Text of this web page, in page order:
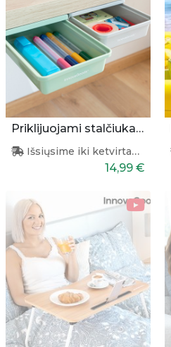
Priklijuojami stalčiukai 2 vnt.
Išsiųsime iki ketvirtadienio
14,99 €